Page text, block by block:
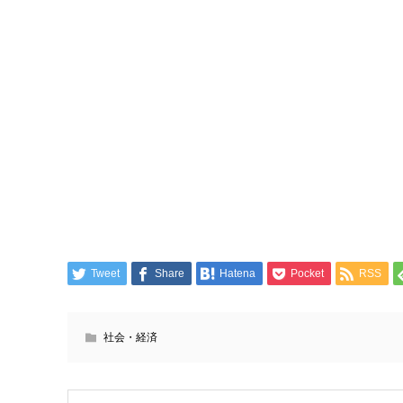
Tweet Share Hatena Pocket RSS
社会・経済